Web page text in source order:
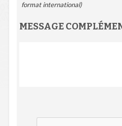
format international)
MESSAGE